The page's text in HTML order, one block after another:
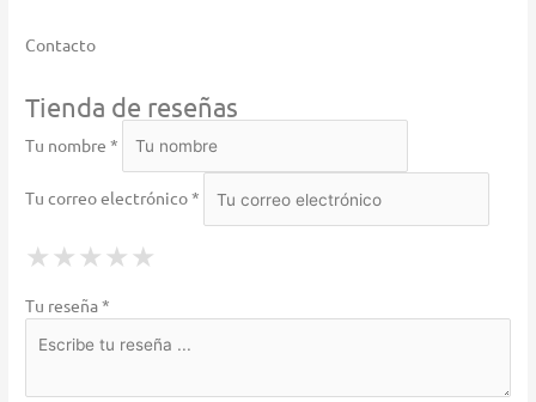
Contacto
Tienda de reseñas
Tu nombre *
Tu correo electrónico *
★ 1 Star
★ ★ 2 Stars
★ ★ ★ 3 Stars
★ ★ ★ ★ 4 Stars
★ ★ ★ ★ ★
Tu reseña *